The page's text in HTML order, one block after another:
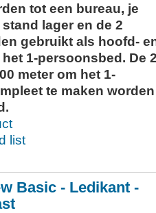
tot een bureau, je
lager en de 2
gebruikt als hoofd-
1-persoonsbed. De
meter om het 1-
te maken worden
list
Basic - Ledikant -